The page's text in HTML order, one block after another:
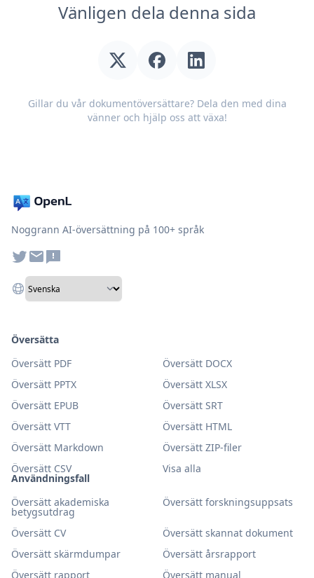
Vänligen dela denna sida
Gillar du vår dokumentöversättare? Dela den med dina
vänner och hjälp oss att växa!
Noggrann AI-översättning på 100+ språk
Användningsfall
Översätt akademiska
betygsutdrag
Översätt forskningsuppsats
Översätt CV
Översätt skannat dokument
Översätt skärmdumpar
Översätt årsrapport
Översätt rapport
Översätt manual
Översätta
Översätt PDF
Översätt DOCX
Översätt PPTX
Översätt XLSX
Översätt EPUB
Översätt SRT
Översätt VTT
Översätt HTML
Översätt Markdown
Översätt ZIP-filer
Översätt CSV
Visa alla